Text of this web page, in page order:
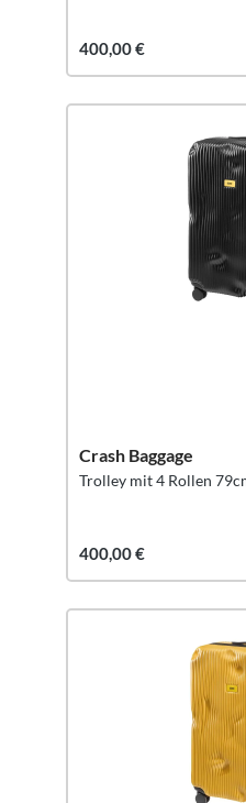
400,00 €
Crash Baggage
Trolley mit 4 Rollen
400,00 €